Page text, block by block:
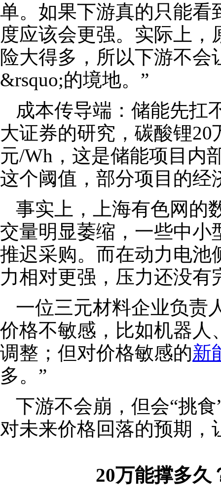
单。如果下游真的只能看
度应该会更强。实际上
险大得多，所以下游不会
&rsquo;的境地。”
成本传导端：储能先扛
大证券的研究，碳酸锂
元/Wh，这是储能项目内
这个阈值，部分项目的经
事实上，上海有色网的
交量明显萎缩，一些中小
推迟采购。而在动力电池
力相对更强，压力还没有
一位三元材料企业负责
价格不敏感，比如机器人
调整；但对价格敏感的新
多。”
下游不会崩，但会“挑
对未来价格回落的预期
20万能撑多久